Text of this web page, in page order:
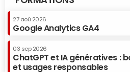
27 aoû 2026
Google Analytics GA4
03 sep 2026
ChatGPT et IA génératives :
et usages responsables